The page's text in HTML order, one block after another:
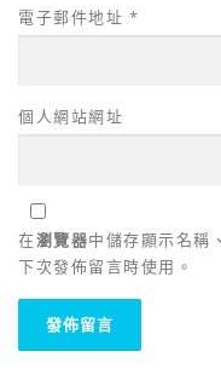
電子郵件地址 *
個人網站網址
在瀏覽器中儲存顯示名稱
下次發佈留言時使用。